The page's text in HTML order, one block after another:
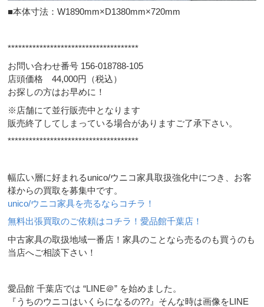
■本体寸法：W1890mm×D1380mm×720mm
*************************************
お問い合わせ番号 156-018788-105
店頭価格 44,000円（税込）
お探しの方はお早めに！
※店舗にて並行販売中となります
販売終了してしまっている場合がありますご了承下さい。
*************************************
幅広い層に好まれるunico/ウニコ家具取扱強化中につき、お客
様からの買取を募集中です。
unico/ウニコ家具を売るならコチラ！
無料出張買取のご依頼はコチラ！愛品館千葉店！
中古家具の取扱地域一番店！家具のことなら売るのも買うのも
当店へご相談下さい！
愛品館 千葉店では “LINE＠” を始めました。
『うちのウニコはいくらになるの??』そんな時は画像をLINE